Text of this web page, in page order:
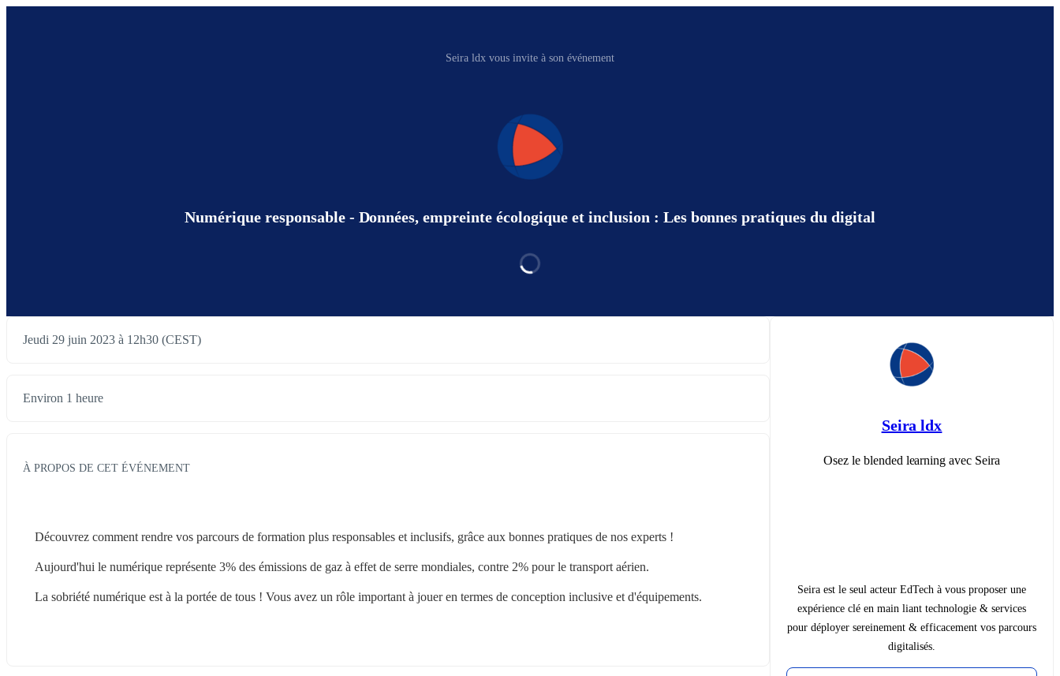
Seira ldx vous invite à son événement
Numérique responsable - Données, empreinte écologique et inclusion : Les bonnes pratiques du digital
Jeudi 29 juin 2023 à 12h30 (CEST)
Environ 1 heure
À PROPOS DE CET ÉVÉNEMENT
Découvrez comment rendre vos parcours de formation plus responsables et inclusifs, grâce aux bonnes pratiques de nos experts !
Aujourd'hui le numérique représente 3% des émissions de gaz à effet de serre mondiales, contre 2% pour le transport aérien.
La sobriété numérique est à la portée de tous ! Vous avez un rôle important à jouer en termes de conception inclusive et d'équipements.
Seira ldx
Osez le blended learning avec Seira
Seira est le seul acteur EdTech à vous proposer une
expérience clé en main liant technologie & services
pour déployer sereinement & efficacement vos parcours
digitalisés.